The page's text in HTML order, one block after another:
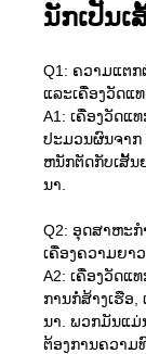
ນັກ​ເປັນ​ເ
Q1: ຄວາມແຕກ
ແລະເຄື່ອງວັດແ
A1: ເຄື່ອງວັດແ
ປະມວນຜົນຈາກ
ຫນັກຕັດກັບເສັ້ນ
ນາ.
Q2: ອຸດສາຫະກໍ
ເຄື່ອງຄວາມຍາ
A2: ເຄື່ອງວັດແ
ການກໍ່ສ້າງເຮືອ
ນາ. ພວກມັນແມ່
ຕ້ອງການຄວາມ